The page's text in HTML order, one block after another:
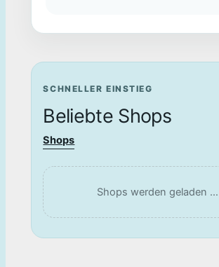
SCHNELLER EINSTIEG
Beliebte Shops
Shops
Shops werden geladen …